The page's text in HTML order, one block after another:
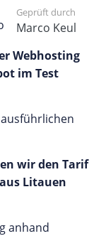
Geprüft durch
Marco Keul
Webhosting
im Test
wir den Tarif
Litauen
anhand